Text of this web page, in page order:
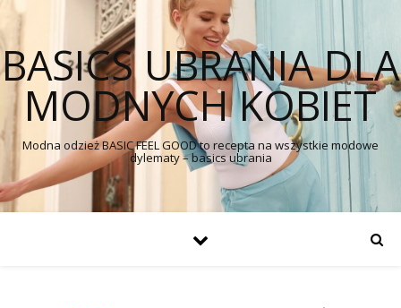
BASICS UBRANIA DLA
MODNYCH KOBIET
Modna odzież BASIC FEEL GOOD to recepta na wszystkie modowe
dylematy – basics ubrania